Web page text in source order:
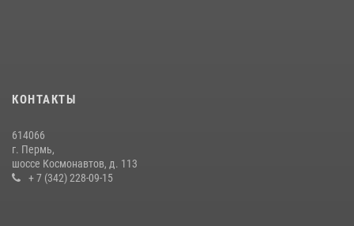
09 июля 2026, 06:36
30 июля 2026, 05:19
КОНТАКТЫ
614066
г. Пермь,
шоссе Космонавтов, д. 113
+ 7 (342) 228-09-15